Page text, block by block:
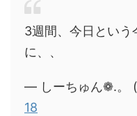
3週間、今日とい
に、、
— しーちゅん❁.。
18